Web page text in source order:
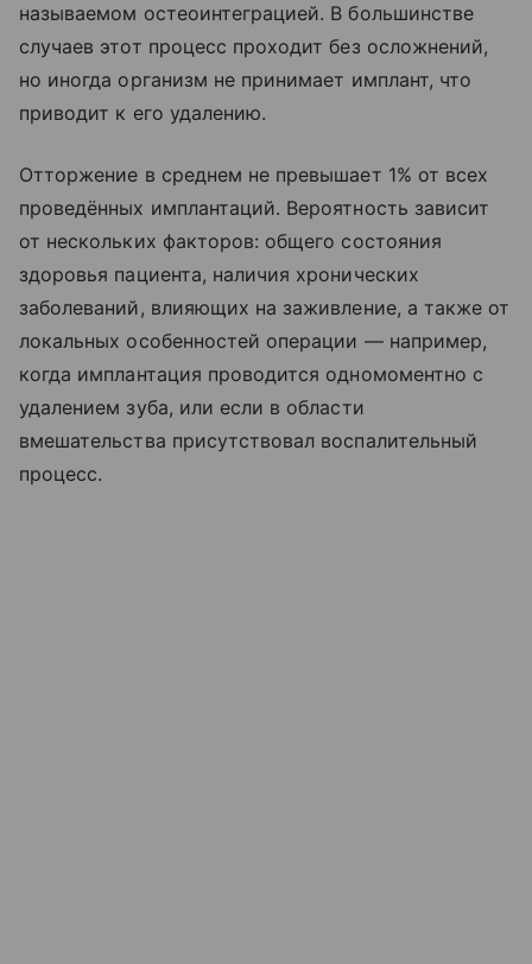
называемом остеоинтеграцией. В большинстве
случаев этот процесс проходит без осложнений,
но иногда организм не принимает имплант, что
приводит к его удалению.
Отторжение в среднем не превышает 1% от всех
проведённых имплантаций. Вероятность зависит
от нескольких факторов: общего состояния
здоровья пациента, наличия хронических
заболеваний, влияющих на заживление, а также от
локальных особенностей операции — например,
когда имплантация проводится одномоментно с
удалением зуба, или если в области
вмешательства присутствовал воспалительный
процесс.